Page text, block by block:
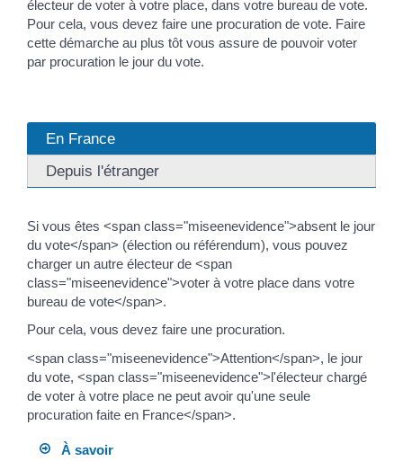
électeur de voter à votre place, dans votre bureau de vote.
Pour cela, vous devez faire une procuration de vote. Faire
cette démarche au plus tôt vous assure de pouvoir voter
par procuration le jour du vote.
En France
Depuis l'étranger
Si vous êtes <span class="miseenevidence">absent le jour
du vote</span> (élection ou référendum), vous pouvez
charger un autre électeur de <span
class="miseenevidence">voter à votre place dans votre
bureau de vote</span>.
Pour cela, vous devez faire une procuration.
<span class="miseenevidence">Attention</span>, le jour
du vote, <span class="miseenevidence">l'électeur chargé
de voter à votre place ne peut avoir qu'une seule
procuration faite en France</span>.
À savoir